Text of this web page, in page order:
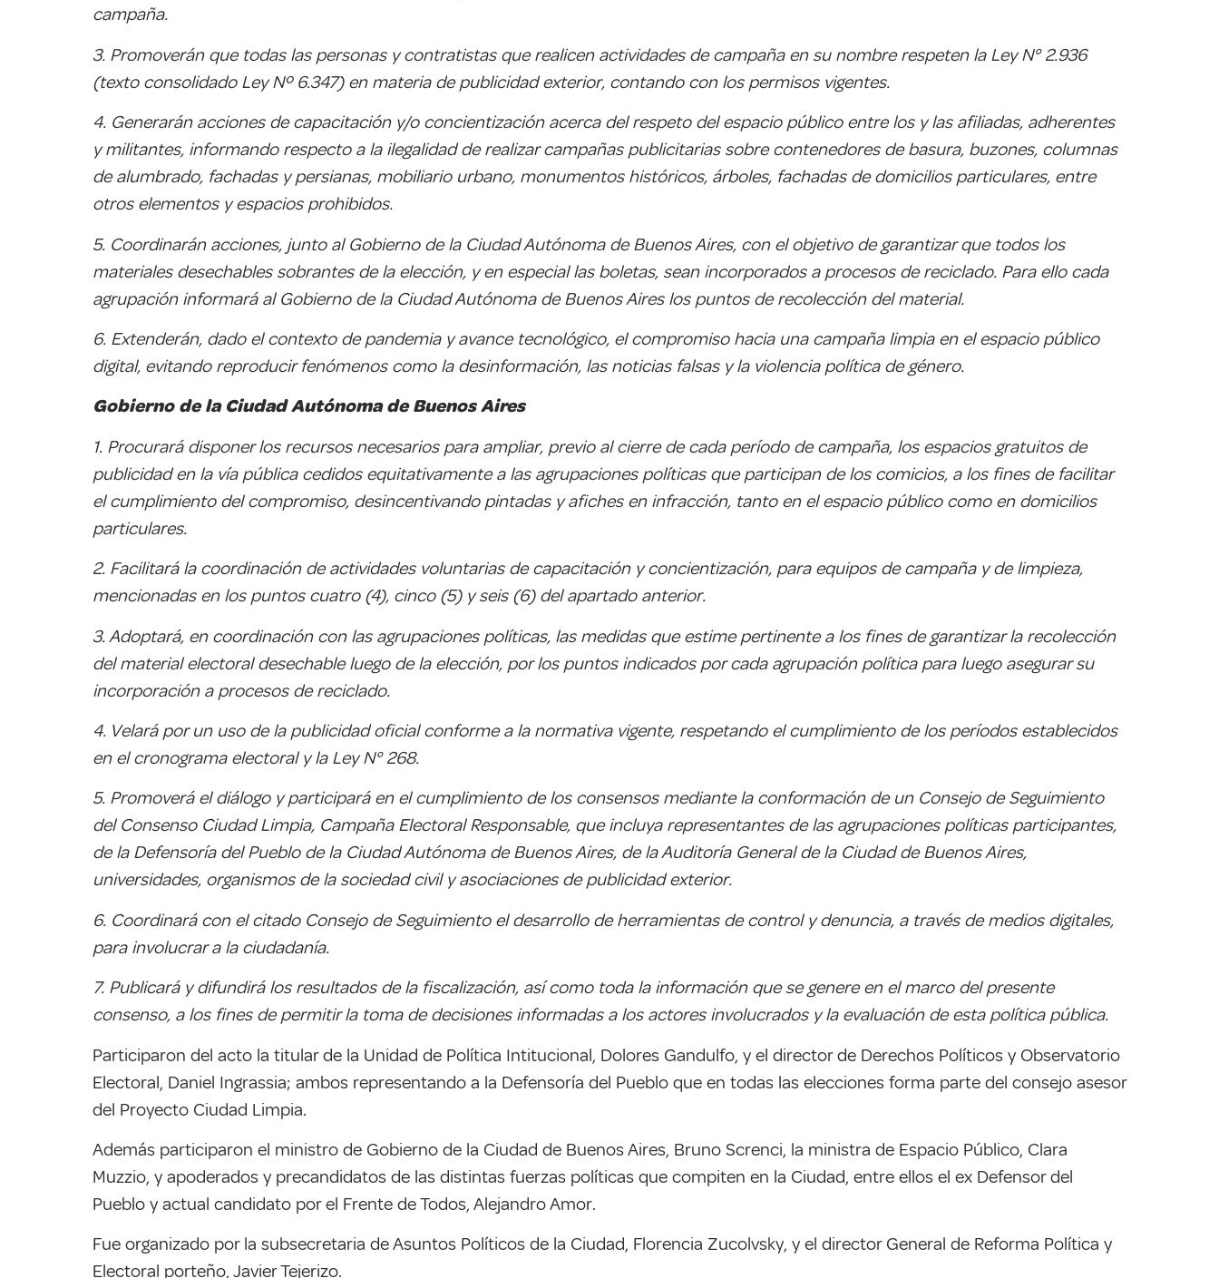
campaña.
3. Promoverán que todas las personas y contratistas que realicen actividades de campaña en su nombre respeten la Ley N° 2.936
(texto consolidado Ley Nº 6.347) en materia de publicidad exterior, contando con los permisos vigentes.
4. Generarán acciones de capacitación y/o concientización acerca del respeto del espacio público entre los y las afiliadas, adherentes
y militantes, informando respecto a la ilegalidad de realizar campañas publicitarias sobre contenedores de basura, buzones, columnas
de alumbrado, fachadas y persianas, mobiliario urbano, monumentos históricos, árboles, fachadas de domicilios particulares, entre
otros elementos y espacios prohibidos.
5. Coordinarán acciones, junto al Gobierno de la Ciudad Autónoma de Buenos Aires, con el objetivo de garantizar que todos los
materiales desechables sobrantes de la elección, y en especial las boletas, sean incorporados a procesos de reciclado. Para ello cada
agrupación informará al Gobierno de la Ciudad Autónoma de Buenos Aires los puntos de recolección del material.
6. Extenderán, dado el contexto de pandemia y avance tecnológico, el compromiso hacia una campaña limpia en el espacio público
digital, evitando reproducir fenómenos como la desinformación, las noticias falsas y la violencia política de género.
Gobierno de la Ciudad Autónoma de Buenos Aires
1. Procurará disponer los recursos necesarios para ampliar, previo al cierre de cada período de campaña, los espacios gratuitos de
publicidad en la vía pública cedidos equitativamente a las agrupaciones políticas que participan de los comicios, a los fines de facilitar
el cumplimiento del compromiso, desincentivando pintadas y afiches en infracción, tanto en el espacio público como en domicilios
particulares.
2. Facilitará la coordinación de actividades voluntarias de capacitación y concientización, para equipos de campaña y de limpieza,
mencionadas en los puntos cuatro (4), cinco (5) y seis (6) del apartado anterior.
3. Adoptará, en coordinación con las agrupaciones políticas, las medidas que estime pertinente a los fines de garantizar la recolección
del material electoral desechable luego de la elección, por los puntos indicados por cada agrupación política para luego asegurar su
incorporación a procesos de reciclado.
4. Velará por un uso de la publicidad oficial conforme a la normativa vigente, respetando el cumplimiento de los períodos establecidos
en el cronograma electoral y la Ley N° 268.
5. Promoverá el diálogo y participará en el cumplimiento de los consensos mediante la conformación de un Consejo de Seguimiento
del Consenso Ciudad Limpia, Campaña Electoral Responsable, que incluya representantes de las agrupaciones políticas participantes,
de la Defensoría del Pueblo de la Ciudad Autónoma de Buenos Aires, de la Auditoría General de la Ciudad de Buenos Aires,
universidades, organismos de la sociedad civil y asociaciones de publicidad exterior.
6. Coordinará con el citado Consejo de Seguimiento el desarrollo de herramientas de control y denuncia, a través de medios digitales,
para involucrar a la ciudadanía.
7. Publicará y difundirá los resultados de la fiscalización, así como toda la información que se genere en el marco del presente
consenso, a los fines de permitir la toma de decisiones informadas a los actores involucrados y la evaluación de esta política pública.
Participaron del acto la titular de la Unidad de Política Intitucional, Dolores Gandulfo, y el director de Derechos Políticos y Observatorio
Electoral, Daniel Ingrassia; ambos representando a la Defensoría del Pueblo que en todas las elecciones forma parte del consejo asesor
del Proyecto Ciudad Limpia.
Además participaron el ministro de Gobierno de la Ciudad de Buenos Aires, Bruno Screnci, la ministra de Espacio Público, Clara
Muzzio, y apoderados y precandidatos de las distintas fuerzas políticas que compiten en la Ciudad, entre ellos el ex Defensor del
Pueblo y actual candidato por el Frente de Todos, Alejandro Amor.
Fue organizado por la subsecretaria de Asuntos Políticos de la Ciudad, Florencia Zucolvsky, y el director General de Reforma Política y
Electoral porteño, Javier Tejerizo.